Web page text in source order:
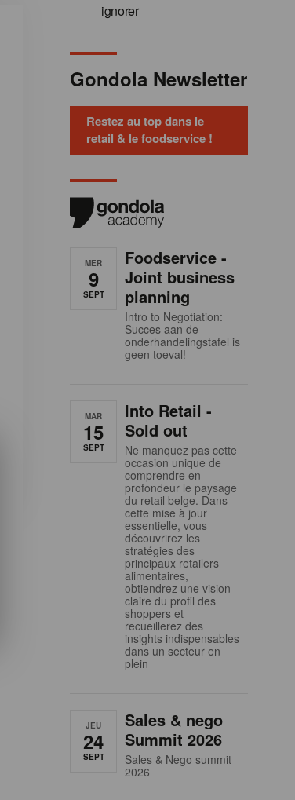
ignorer
Gondola Newsletter
Restez au top dans le
retail & le foodservice !
MER
9
SEPT
Foodservice -
Joint business
planning
Intro to Negotiation:
Succes aan de
onderhandelingstafel is
geen toeval!
MAR
15
SEPT
Into Retail -
Sold out
Ne manquez pas cette
occasion unique de
comprendre en
profondeur le paysage
du retail belge. Dans
cette mise à jour
essentielle, vous
découvrirez les
stratégies des
principaux retailers
alimentaires,
obtiendrez une vision
claire du profil des
shoppers et
recueillerez des
insights indispensables
dans un secteur en
plein
JEU
24
SEPT
Sales & nego
Summit 2026
Sales & Nego summit
2026